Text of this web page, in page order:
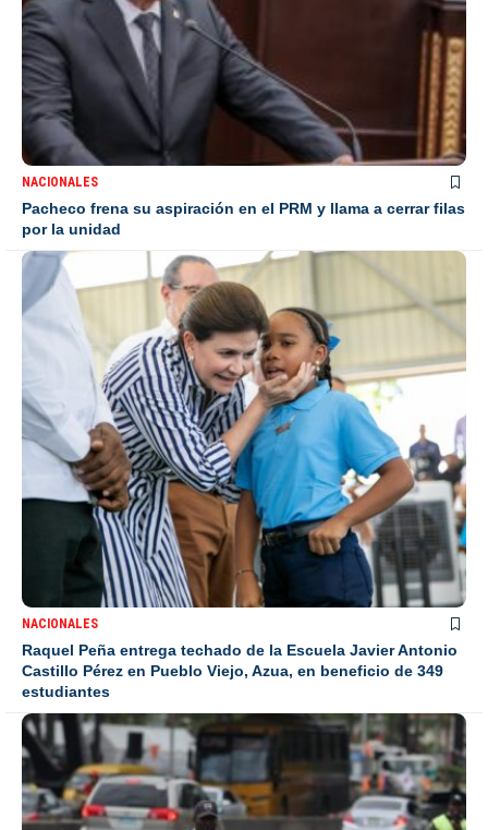
NACIONALES
Pacheco frena su aspiración en el PRM y llama a cerrar filas
por la unidad
NACIONALES
Raquel Peña entrega techado de la Escuela Javier Antonio
Castillo Pérez en Pueblo Viejo, Azua, en beneficio de 349
estudiantes